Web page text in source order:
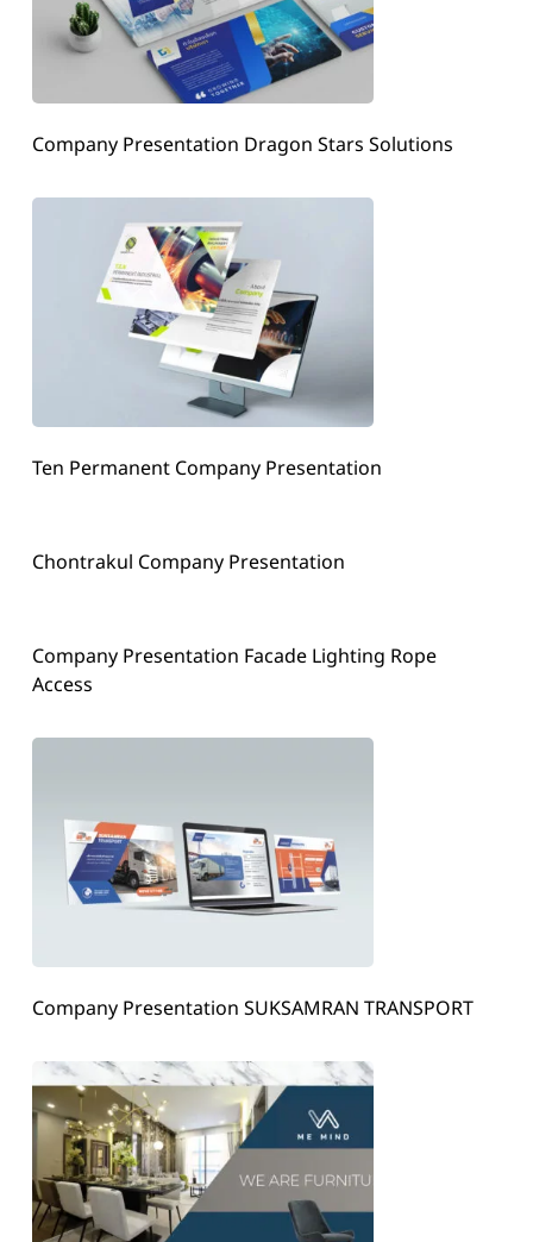
Company Presentation Dragon Stars Solutions
Ten Permanent Company Presentation
Chontrakul Company Presentation
Company Presentation Facade Lighting Rope
Access
Company Presentation SUKSAMRAN TRANSPORT